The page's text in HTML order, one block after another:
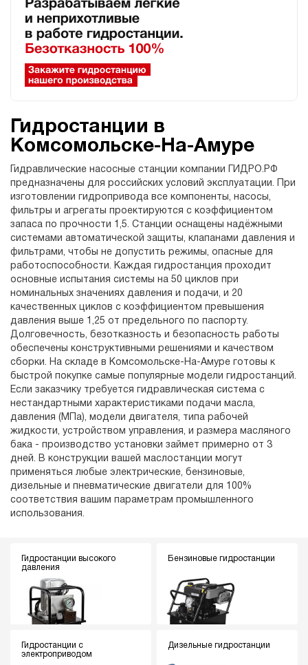
Гидростанции в
Комсомольске-На-Амуре
Гидравлические насосные станции компании ГИДРО.РФ
предназначены для российских условий эксплуатации. При
изготовлении гидропривода все компоненты, насосы,
фильтры и агрегаты проектируются с коэффициентом
запаса по прочности 1,5. Станции оснащены надёжными
системами автоматической защиты, клапанами давления и
фильтрами, чтобы не допустить режимы, опасные для
работоспособности. Каждая гидростанция проходит
основные испытания системы на 50 циклов при
номинальных значениях давления и подачи, и 20
качественных циклов с коэффициентом превышения
давления выше 1,25 от предельного по паспорту.
Долговечность, безотказность и безопасность работы
обеспечены конструктивными решениями и качеством
сборки. На складе в Комсомольске-На-Амуре готовы к
быстрой покупке самые популярные модели гидростанций.
Если заказчику требуется гидравлическая система с
нестандартными характеристиками подачи масла,
давления (МПа), модели двигателя, типа рабочей
жидкости, устройством управления, и размера масляного
бака - производство установки займет примерно от 3
дней. В конструкции вашей маслостанции могут
применяться любые электрические, бензиновые,
дизельные и пневматические двигатели для 100%
соответствия вашим параметрам промышленного
использования.
Гидростанции высокого
давления
Бензиновые гидростанции
Гидростанции с
электроприводом
Дизельные гидростанции